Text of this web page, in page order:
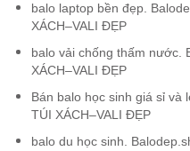
balo laptop bền đẹp.
XÁCH–VALI ĐẸP
balo vải chống thấm nước.
XÁCH–VALI ĐẸP
Bán balo học sinh giá sỉ và
TÚI XÁCH–VALI ĐẸP
balo du học sinh.